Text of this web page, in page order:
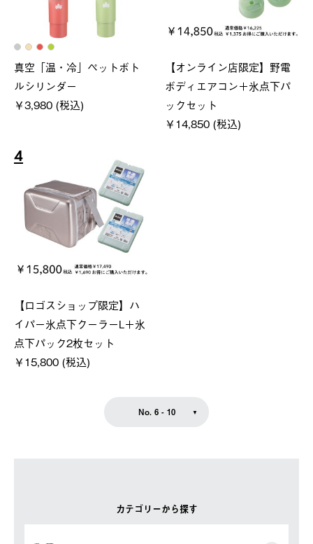
カテゴリーから探す
真空「温・冷」ペットボト
ルシリンダー
￥3,980 (税込)
【オンライン店限定】野電
ボディエアコン＋氷点下パ
ックセット
￥14,850 (税込)
4
【ロゴスショップ限定】ハ
イパー氷点下クーラーL＋氷
点下パック2枚セット
￥15,800 (税込)
No. 6 - 10